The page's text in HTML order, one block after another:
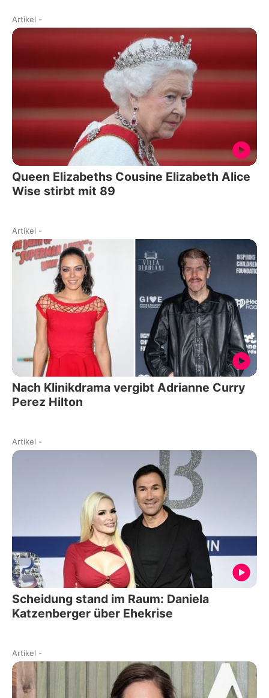
Artikel -
Queen Elizabeths Cousine Elizabeth Alice
Wise stirbt mit 89
Artikel -
Nach Klinikdrama vergibt Adrianne Curry
Perez Hilton
Artikel -
Scheidung stand im Raum: Daniela
Katzenberger über Ehekrise
Artikel -